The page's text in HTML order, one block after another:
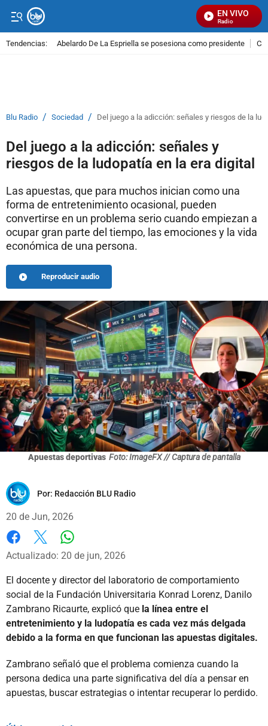
EN VIVO
Señal Visual Radio
Tendencias: Abelardo De La Espriella se posesiona como presidente
Blu Radio / Sociedad / Del juego a la adicción: señales y riesgos de la
Del juego a la adicción: señales y
riesgos de la ludopatía en la era digital
Las apuestas, que para muchos inician como una
forma de entretenimiento ocasional, pueden
convertirse en un problema serio cuando empiezan a
ocupar gran parte del tiempo, las emociones y la vida
económica de una persona.
Reproducir audio
Apuestas deportivas Foto: ImageFX // Captura de pantalla
Por: Redacción BLU Radio
20 de Jun, 2026
Facebook
X
Actualizado: 20 de jun, 2026
El docente y director del laboratorio de comportamiento
social de la Fundación Universitaria Konrad Lorenz, Danilo
Zambrano Ricaurte, explicó que la línea entre el
entretenimiento y la ludopatía es cada vez más delgada
debido a la forma en que funcionan las apuestas digitales.
Zambrano señaló que el problema comienza cuando la
persona dedica una parte significativa del día a pensar en
apuestas, buscar estrategias o intentar recuperar lo perdido.